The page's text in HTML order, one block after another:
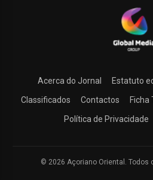
Acerca do Jornal Estatuto
Classificados
Contactos Ficha
Política de Privacidade
© 2026 Açoriano Oriental. Todos